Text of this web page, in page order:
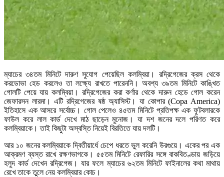
ম্যাচের ৩৪তম মিনিটে দারুণ সুযোগ পেয়েছিল কলম্বিয়া। রদ্রিগেজের ক্রস থেকে
করডোভা হেড করলেও তা লক্ষ্যে রাখতে পারেননি। অবশ্য ৩৯তম মিনিটে কাঙ্খিত
গোলটি পেয়ে যায় কলম্বিয়া। রদ্রিগেজের করা কর্ণার থেকে দারুন হেডে গোল করেন
জেফারসন লারমা। এটি রদ্রিগেজের ষষ্ঠ অ্যাসিস্ট। যা কোপার (Copa America)
ইতিহাসে এক আসরে সর্বোচ্চ। গোল পেলেও ৪৫তম মিনিটে প্রতিপক্ষ এক ফুটবলারকে
ফাউল করে লাল কার্ড দেখে মাঠ ছাড়েন মুনোজ। যা দশ জনের দলে পরিণত করে
কলম্বিয়াকে। তাই কিছুটা অস্বস্তি নিয়েই বিরতিতে যায় দলটি।
আর ১০ জনের কলম্বিয়াকে দ্বিতীয়ার্ধে চেপে ধরতে ভুল করেনি উরগুয়ে। একের পর এক
আক্রমণ ব্যস্ত রাখে রক্ষণভাগকে। ৫৫তম মিনিটে রেফারির সঙ্গে বাকবিতণ্ডায় জড়িয়ে
হলুদ কার্ড দেখেন রদ্রিগেজ। যার ফলে ম্যাচের ৬২তম মিনিটে ফাইনালের কথা মাথায়
রেখে তাকে তুলে নেয় কলম্বিয়ার কোচ।